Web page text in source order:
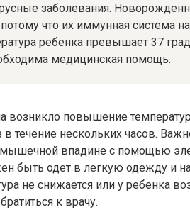
заболевания.
что их иммунная система
ребенка превышает 37
медицинская помощь.
возникло повышение
в течение нескольких часов.
впадине с помощью
быть одет в легкую одежду и
не снижается или у ребенка
к врачу.